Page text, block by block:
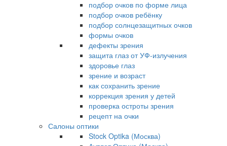
подбор очков по форме лица
подбор очков ребёнку
подбор солнцезащитных очков
формы очков
дефекты зрения
защита глаз от УФ-излучения
здоровье глаз
зрение и возраст
как сохранить зрение
коррекция зрения у детей
проверка остроты зрения
рецепт на очки
Салоны оптики
Stock Optika (Москва)